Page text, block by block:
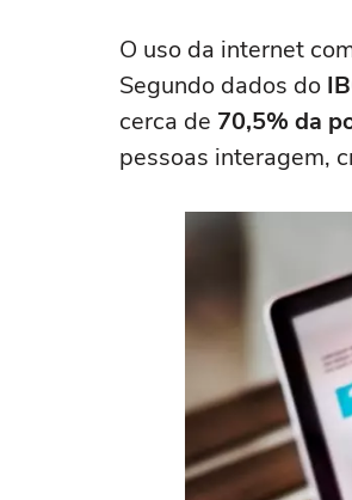
O uso da internet
Segundo dados do
cerca de 70,5% da
pessoas interagem,